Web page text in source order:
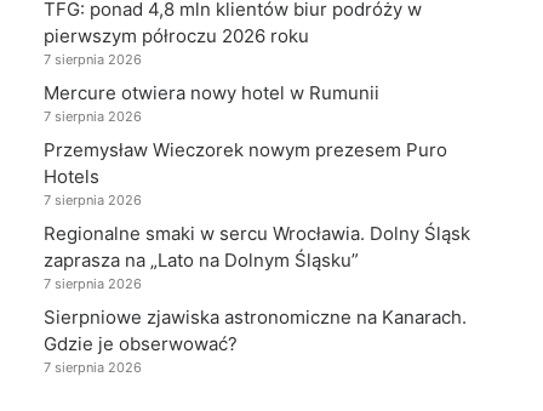
TFG: ponad 4,8 mln klientów biur podróży w
pierwszym półroczu 2026 roku
7 sierpnia 2026
Mercure otwiera nowy hotel w Rumunii
7 sierpnia 2026
Przemysław Wieczorek nowym prezesem Puro
Hotels
7 sierpnia 2026
Regionalne smaki w sercu Wrocławia. Dolny Śląsk
zaprasza na „Lato na Dolnym Śląsku”
7 sierpnia 2026
Sierpniowe zjawiska astronomiczne na Kanarach.
Gdzie je obserwować?
7 sierpnia 2026